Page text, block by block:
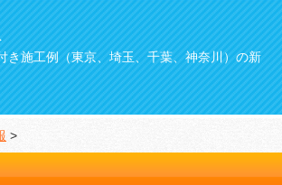
き施工例（東京、埼玉、千葉、神奈川）の新
>